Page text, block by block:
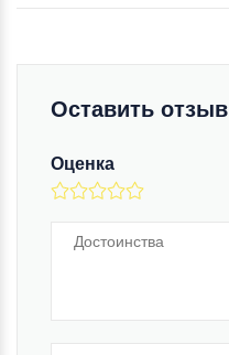
Оставить отзыв
Оценка